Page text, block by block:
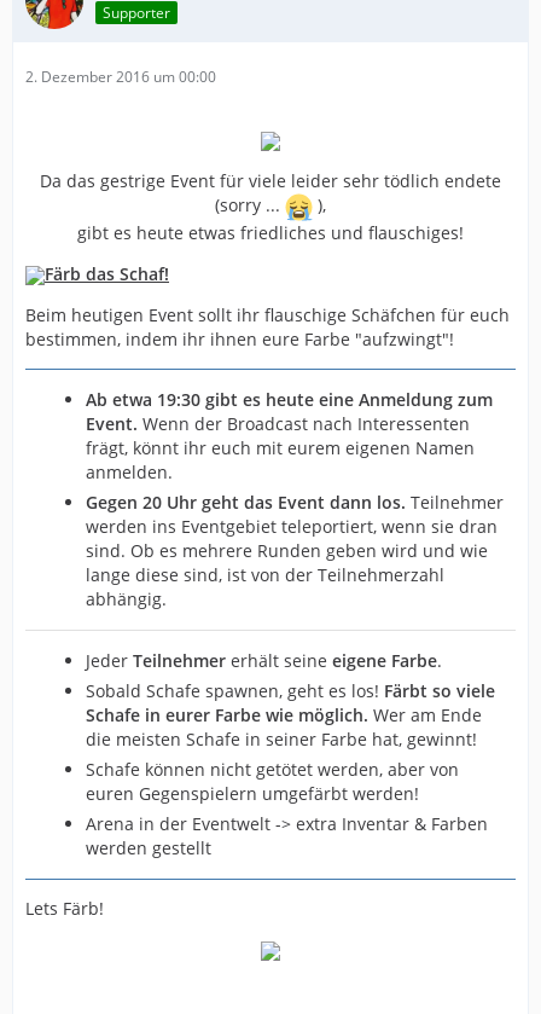
Supporter
2. Dezember 2016 um 00:00
Da das gestrige Event für viele leider sehr tödlich endete
(sorry ...
),
gibt es heute etwas friedliches und flauschiges!
Färb das Schaf!
Beim heutigen Event sollt ihr flauschige Schäfchen für euch
bestimmen, indem ihr ihnen eure Farbe "aufzwingt"!
Ab etwa 19:30 gibt es heute eine Anmeldung zum
Event. Wenn der Broadcast nach Interessenten
frägt, könnt ihr euch mit eurem eigenen Namen
anmelden.
Gegen 20 Uhr geht das Event dann los. Teilnehmer
werden ins Eventgebiet teleportiert, wenn sie dran
sind. Ob es mehrere Runden geben wird und wie
lange diese sind, ist von der Teilnehmerzahl
abhängig.
Jeder Teilnehmer erhält seine eigene Farbe.
Sobald Schafe spawnen, geht es los! Färbt so viele
Schafe in eurer Farbe wie möglich. Wer am Ende
die meisten Schafe in seiner Farbe hat, gewinnt!
Schafe können nicht getötet werden, aber von
euren Gegenspielern umgefärbt werden!
Arena in der Eventwelt -> extra Inventar & Farben
werden gestellt
Lets Färb!